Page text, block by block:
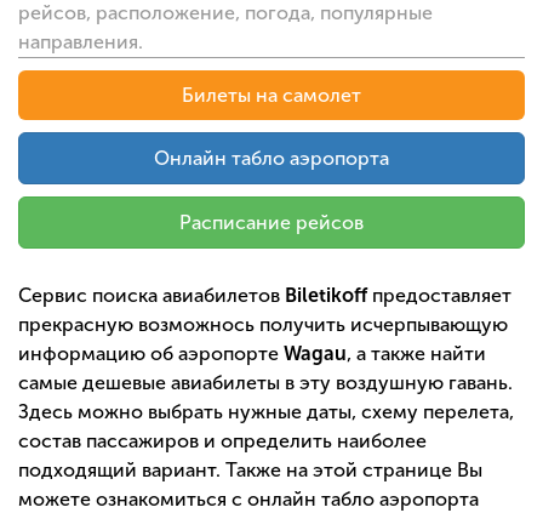
рейсов, расположение, погода, популярные
направления.
Билеты на самолет
Онлайн табло аэропорта
Расписание рейсов
Сервис поиска авиабилетов Biletikoffпредоставляет
прекрасную возможнось получить исчерпывающую
информацию об аэропорте Wagau, а также найти
самые дешевые авиабилеты в эту воздушную гавань.
Здесь можно выбрать нужные даты, схему перелета,
состав пассажиров и определить наиболее
подходящий вариант. Также на этой странице Вы
можете ознакомиться с онлайн табло аэропорта